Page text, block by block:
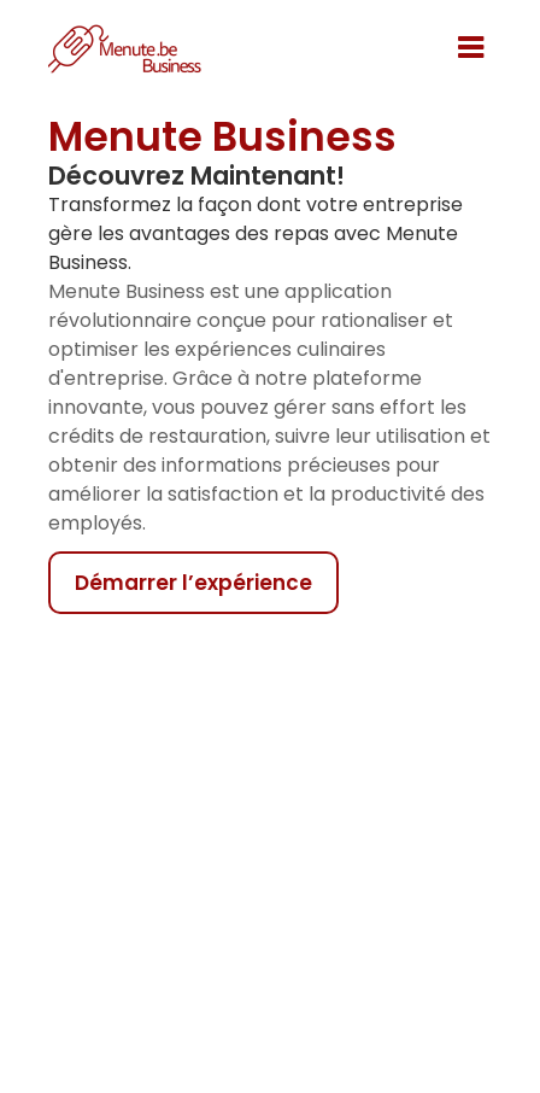
Menute Business
Découvrez Maintenant!
Transformez la façon dont votre entreprise
gère les avantages des repas avec Menute
Business.
Menute Business est une application
révolutionnaire conçue pour rationaliser et
optimiser les expériences culinaires
d'entreprise. Grâce à notre plateforme
innovante, vous pouvez gérer sans effort les
crédits de restauration, suivre leur utilisation et
obtenir des informations précieuses pour
améliorer la satisfaction et la productivité des
employés.
Démarrer l’expérience